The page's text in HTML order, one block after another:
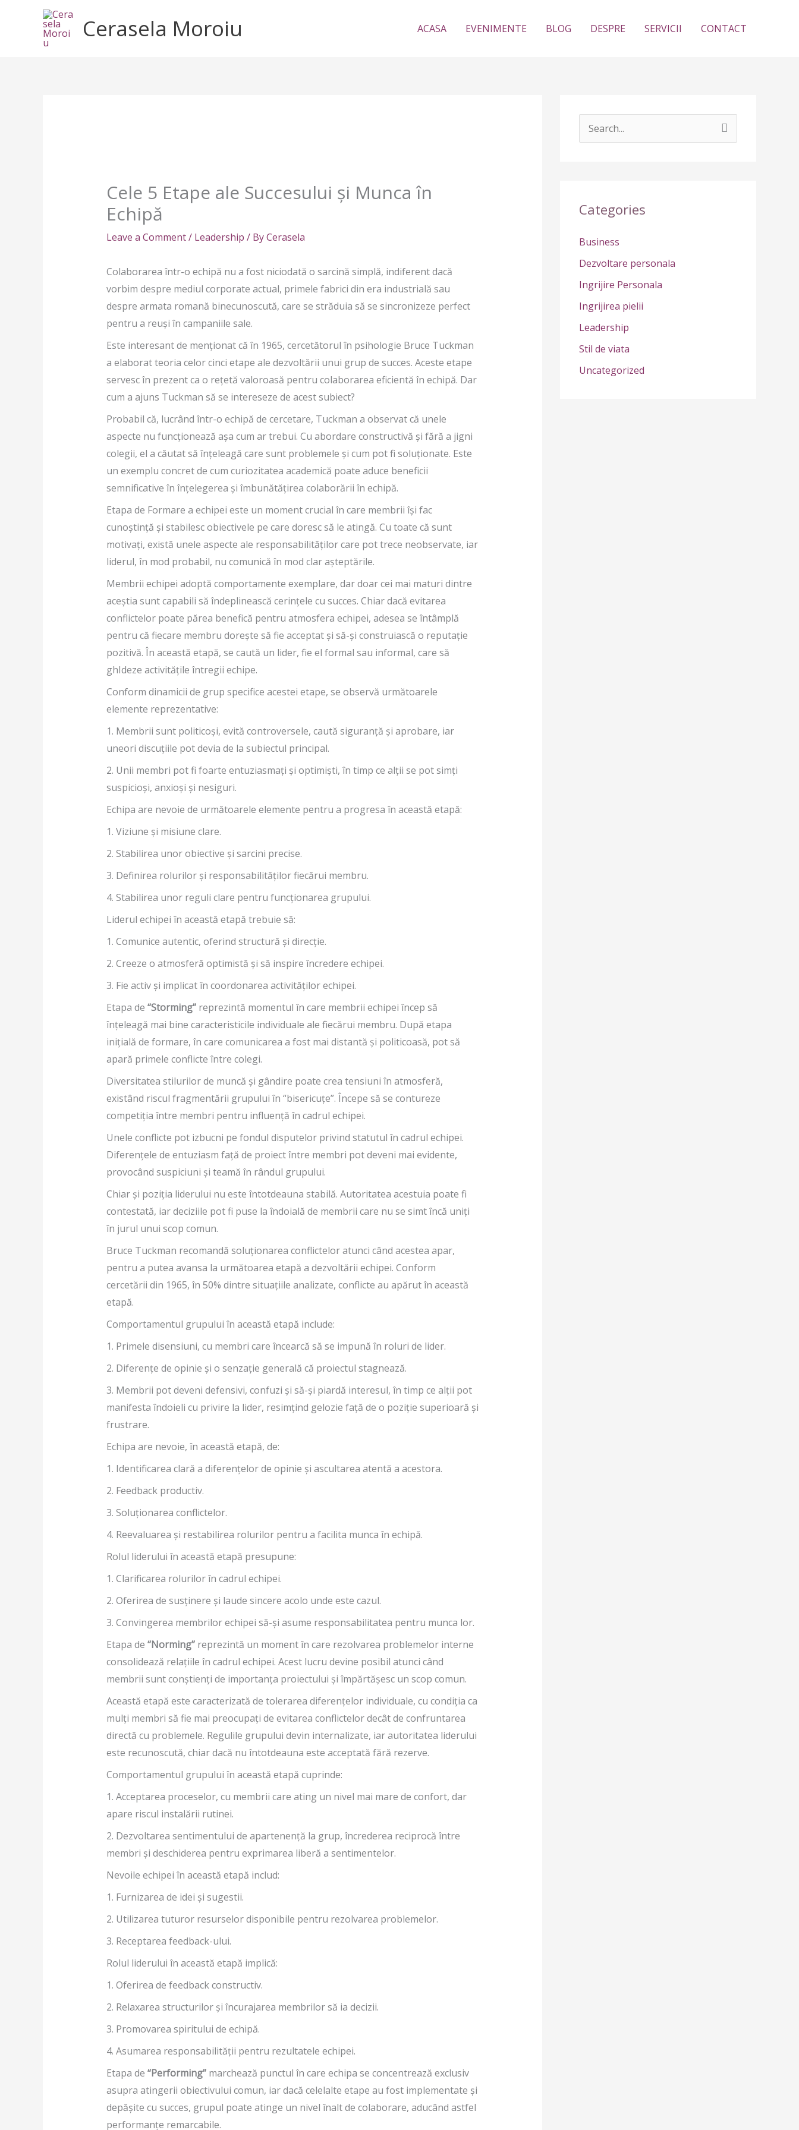
Cerasela Moroiu ACASA EVENIMENTE BLOG DESPRE SERVICII CONTACT
Cele 5 Etape ale Succesului și Munca în
Echipă
Leave a Comment/ Leadership / ByCerasela
Colaborarea într-o echipă nu a fost niciodată o sarcină simplă, indiferent dacă
vorbim despre mediul corporate actual, primele fabrici din era industrială sau
despre armata romană binecunoscută, care se străduia să se sincronizeze perfect
pentru a reuși în campaniile sale.
Este interesant de menționat că în 1965, cercetătorul în psihologie Bruce Tuckman
a elaborat teoria celor cinci etape ale dezvoltării unui grup de succes. Aceste etape
servesc în prezent ca o rețetă valoroasă pentru colaborarea eficientă în echipă. Dar
cum a ajuns Tuckman să se intereseze de acest subiect?
Probabil că, lucrând într-o echipă de cercetare, Tuckman a observat că unele
aspecte nu funcționează așa cum ar trebui. Cu abordare constructivă și fără a jigni
colegii, el a căutat să înțeleagă care sunt problemele și cum pot fi soluționate. Este
un exemplu concret de cum curiozitatea academică poate aduce beneficii
semnificative în înțelegerea și îmbunătățirea colaborării în echipă.
Etapa de Formare a echipei este un moment crucial în care membrii își fac
cunoștință și stabilesc obiectivele pe care doresc să le atingă. Cu toate că sunt
motivați, există unele aspecte ale responsabilităților care pot trece neobservate, iar
liderul, în mod probabil, nu comunică în mod clar așteptările.
Membrii echipei adoptă comportamente exemplare, dar doar cei mai maturi dintre
aceștia sunt capabili să îndeplinească cerințele cu succes. Chiar dacă evitarea
conflictelor poate părea benefică pentru atmosfera echipei, adesea se întâmplă
pentru că fiecare membru dorește să fie acceptat și să-și construiască o reputație
pozitivă. În această etapă, se caută un lider, fie el formal sau informal, care să
ghIdeze activitățile întregii echipe.
Conform dinamicii de grup specifice acestei etape, se observă următoarele
elemente reprezentative:
1. Membrii sunt politicoși, evită controversele, caută siguranță și aprobare, iar
uneori discuțiile pot devia de la subiectul principal.
2. Unii membri pot fi foarte entuziasmați și optimiști, în timp ce alții se pot simți
suspicioși, anxioși și nesiguri.
Echipa are nevoie de următoarele elemente pentru a progresa în această etapă:
1. Viziune și misiune clare.
2. Stabilirea unor obiective și sarcini precise.
3. Definirea rolurilor și responsabilităților fiecărui membru.
4. Stabilirea unor reguli clare pentru funcționarea grupului.
Liderul echipei în această etapă trebuie să:
1. Comunice autentic, oferind structură și direcție.
2. Creeze o atmosferă optimistă și să inspire încredere echipei.
3. Fie activ și implicat în coordonarea activităților echipei.
Etapa de “Storming”reprezintă momentul în care membrii echipei încep să
înțeleagă mai bine caracteristicile individuale ale fiecărui membru. După etapa
inițială de formare, în care comunicarea a fost mai distantă și politicoasă, pot să
apară primele conflicte între colegi.
Diversitatea stilurilor de muncă și gândire poate crea tensiuni în atmosferă,
existând riscul fragmentării grupului în “bisericuțe”. Începe să se contureze
competiția între membri pentru influență în cadrul echipei.
Unele conflicte pot izbucni pe fondul disputelor privind statutul în cadrul echipei.
Diferențele de entuziasm față de proiect între membri pot deveni mai evidente,
provocând suspiciuni și teamă în rândul grupului.
Chiar și poziția liderului nu este întotdeauna stabilă. Autoritatea acestuia poate fi
contestată, iar deciziile pot fi puse la îndoială de membrii care nu se simt încă uniți
în jurul unui scop comun.
Bruce Tuckman recomandă soluționarea conflictelor atunci când acestea apar,
pentru a putea avansa la următoarea etapă a dezvoltării echipei. Conform
cercetării din 1965, în 50% dintre situațiile analizate, conflicte au apărut în această
etapă.
Comportamentul grupului în această etapă include:
1. Primele disensiuni, cu membri care încearcă să se impună în roluri de lider.
2. Diferențe de opinie și o senzație generală că proiectul stagnează.
3. Membrii pot deveni defensivi, confuzi și să-și piardă interesul, în timp ce alții pot
manifesta îndoieli cu privire la lider, resimțind gelozie față de o poziție superioară și
frustrare.
Echipa are nevoie, în această etapă, de:
1. Identificarea clară a diferențelor de opinie și ascultarea atentă a acestora.
2. Feedback productiv.
3. Soluționarea conflictelor.
4. Reevaluarea și restabilirea rolurilor pentru a facilita munca în echipă.
Rolul liderului în această etapă presupune:
1. Clarificarea rolurilor în cadrul echipei.
2. Oferirea de susținere și laude sincere acolo unde este cazul.
3. Convingerea membrilor echipei să-și asume responsabilitatea pentru munca lor.
Etapa de “Norming”reprezintă un moment în care rezolvarea problemelor interne
consolidează relațiile în cadrul echipei. Acest lucru devine posibil atunci când
membrii sunt conștienți de importanța proiectului și împărtășesc un scop comun.
Această etapă este caracterizată de tolerarea diferențelor individuale, cu condiția ca
mulți membri să fie mai preocupați de evitarea conflictelor decât de confruntarea
directă cu problemele. Regulile grupului devin internalizate, iar autoritatea liderului
este recunoscută, chiar dacă nu întotdeauna este acceptată fără rezerve.
Comportamentul grupului în această etapă cuprinde:
1. Acceptarea proceselor, cu membrii care ating un nivel mai mare de confort, dar
apare riscul instalării rutinei.
2. Dezvoltarea sentimentului de apartenență la grup, încrederea reciprocă între
membri și deschiderea pentru exprimarea liberă a sentimentelor.
Nevoile echipei în această etapă includ:
1. Furnizarea de idei și sugestii.
2. Utilizarea tuturor resurselor disponibile pentru rezolvarea problemelor.
3. Receptarea feedback-ului.
Rolul liderului în această etapă implică:
1. Oferirea de feedback constructiv.
2. Relaxarea structurilor și încurajarea membrilor să ia decizii.
3. Promovarea spiritului de echipă.
4. Asumarea responsabilității pentru rezultatele echipei.
Etapa de “Performing”marchează punctul în care echipa se concentrează exclusiv
asupra atingerii obiectivului comun, iar dacă celelalte etape au fost implementate și
depășite cu succes, grupul poate atinge un nivel înalt de colaborare, aducând astfel
performanțe remarcabile.
c
f
o
r
:
Categories
Business
Dezvoltare personala
Ingrijire Personala
Ingrijirea pielii
Leadership
Stil de viata
Uncategorized